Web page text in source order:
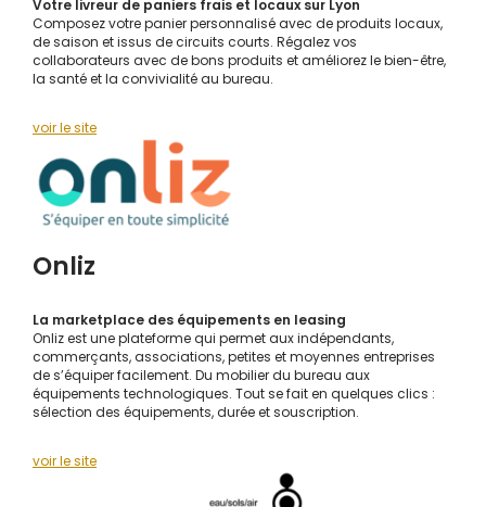
Votre livreur de paniers frais et locaux sur Lyon
Composez votre panier personnalisé avec de produits locaux,
de saison et issus de circuits courts. Régalez vos
collaborateurs avec de bons produits et améliorez le bien-être,
la santé et la convivialité au bureau.
voir le site
Onliz
La marketplace des équipements en leasing
Onliz est une plateforme qui permet aux indépendants,
commerçants, associations, petites et moyennes entreprises
de s’équiper facilement. Du mobilier du bureau aux
équipements technologiques. Tout se fait en quelques clics :
sélection des équipements, durée et souscription.
voir le site